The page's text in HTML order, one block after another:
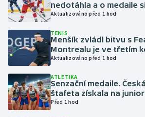
Krasobruslení
Lezení
Lyže a snowboard
Moderní pětiboj
Motorsport
nedotáhla a o medaile
Aktualizováno před 1 hod
TENIS
Menšík zvládl bitvu s
Montrealu je ve třetím
Aktualizováno před 1 hod
ATLETIKA
Senzační medaile.
štafeta získala na
Před 1 hod